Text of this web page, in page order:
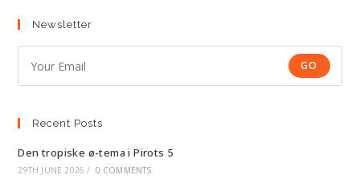
Newsletter
GO
Recent Posts
Den tropiske ø-tema i Pirots 5
29TH JUNE 2026 / 0 COMMENTS